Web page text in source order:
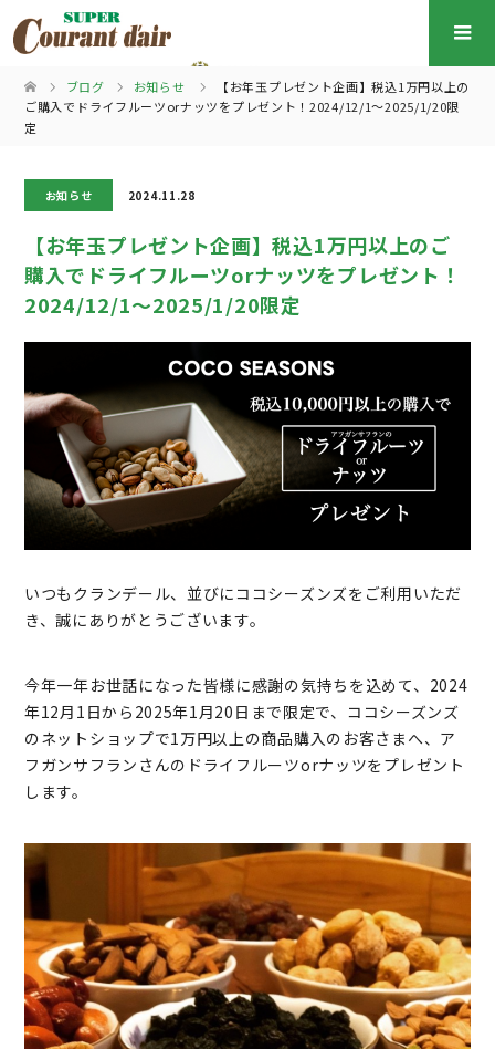
ブログ お知らせ
【お年玉プレゼント企画】税込1万円以上の
ご購入でドライフルーツorナッツをプレゼント！2024/12/1～2025/1/20限
定
お知らせ 2024.11.28
【お年玉プレゼント企画】税込1万円以上のご
購入でドライフルーツorナッツをプレゼント！
2024/12/1～2025/1/20限定
いつもクランデール、並びにココシーズンズをご利用いただ
き、誠にありがとうございます。
今年一年お世話になった皆様に感謝の気持ちを込めて、2024
年12月1日から2025年1月20日まで限定で、ココシーズンズ
のネットショップで1万円以上の商品購入のお客さまへ、ア
フガンサフランさんのドライフルーツorナッツをプレゼント
します。